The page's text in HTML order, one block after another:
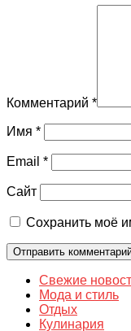
Комментарий *
Имя *
Email *
Сайт
Сохранить моё
Свежие
Мода и стиль
Отдых
Кулинария